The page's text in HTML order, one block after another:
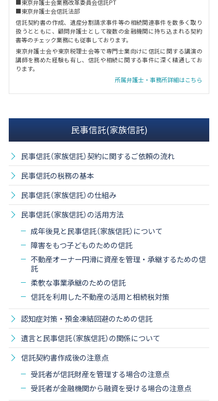
■東京弁護士会業務改革委員会信託PT
■東京弁護士会信託法部
信託契約書の作成、遺産分割請求事件等の相続関連事件を数多く取り
扱うとともに、顧問弁護士として複数の金融機関に持ち込まれる契約
書等のチェック業務にも従事しております。
東京弁護士会や東京税理士会等で専門士業向けに信託に関する講演の
講師を務めた経験も有し、信託や相続に関する事件に深く精通してお
ります。
所属弁護士・事務所詳細はこちら
民事信託(家族信託)
民事信託（家族信託）契約に関するご依頼の流れ
民事信託の税務の基本
民事信託（家族信託）の仕組み
民事信託（家族信託）の活用方法
成年後見と民事信託（家族信託）について
障害をもつ子どものための信託
不動産オーナー円滑に資産を管理・承継するための信
託
柔軟な事業承継のための信託
信託を利用した不動産の活用と相続税対策
認知症対策・預金凍結回避のための信託
遺言と民事信託（家族信託）の関係について
信託契約書作成後の注意点
受託者が信託財産を管理する場合の注意点
受託者が金融機関から融資を受ける場合の注意点